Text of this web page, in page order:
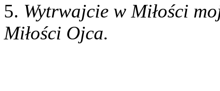
5. Wytrwajcie w Miłości
Miłości Ojca.